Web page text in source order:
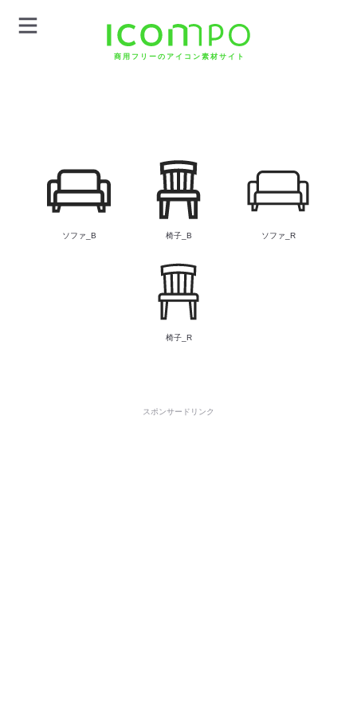
商用フリーのアイコン素材サイト
ソファ_B 椅子_B ソファ_R
椅子_R
スポンサードリンク